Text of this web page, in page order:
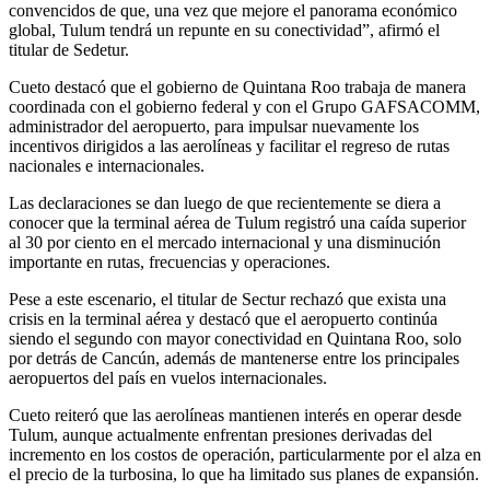
convencidos de que, una vez que mejore el panorama económico
global, Tulum tendrá un repunte en su conectividad”, afirmó el
titular de Sedetur.
Cueto destacó que el gobierno de Quintana Roo trabaja de manera
coordinada con el gobierno federal y con el Grupo GAFSACOMM,
administrador del aeropuerto, para impulsar nuevamente los
incentivos dirigidos a las aerolíneas y facilitar el regreso de rutas
nacionales e internacionales.
Las declaraciones se dan luego de que recientemente se diera a
conocer que la terminal aérea de Tulum registró una caída superior
al 30 por ciento en el mercado internacional y una disminución
importante en rutas, frecuencias y operaciones.
Pese a este escenario, el titular de Sectur rechazó que exista una
crisis en la terminal aérea y destacó que el aeropuerto continúa
siendo el segundo con mayor conectividad en Quintana Roo, solo
por detrás de Cancún, además de mantenerse entre los principales
aeropuertos del país en vuelos internacionales.
Cueto reiteró que las aerolíneas mantienen interés en operar desde
Tulum, aunque actualmente enfrentan presiones derivadas del
incremento en los costos de operación, particularmente por el alza en
el precio de la turbosina, lo que ha limitado sus planes de expansión.